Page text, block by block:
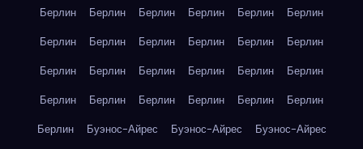
Берлин Берлин Берлин Берлин Берлин
Берлин
Берлин
Берлин Берлин Берлин Берлин
Берлин
Берлин
Берлин Берлин Берлин Берлин
Берлин
Берлин
Берлин Берлин Берлин Берлин
Берлин
Берлин
Буэнос-Айрес Буэнос-Айрес
Буэнос-Айрес